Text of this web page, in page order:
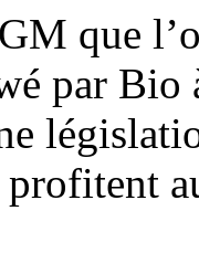
que
par Bio